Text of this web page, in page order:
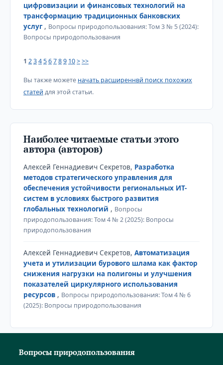
цифровизации и финансовых технологий на
трансформацию традиционных банковских
услуг , Вопросы природопользования: Том 3 № 5 (2024):
Вопросы природопользования
1 23456789 10>>>
Вы также можете начать расширеннвй поиск похожих
статей для этой статьи.
Наиболее читаемые статьи этого
автора (авторов)
Алексей Геннадиевич Секретов, Разработка
методов стратегического управления для
обеспечения устойчивости региональных ИТ-
систем в условиях быстрого развития
глобальных технологий , Вопросы
природопользования: Том 4 № 2 (2025): Вопросы
природопользования
Алексей Геннадиевич Секретов, Автоматизация
учета и утилизации бурового шлама как фактор
снижения нагрузки на полигоны и улучшения
показателей циркулярного использования
ресурсов , Вопросы природопользования: Том 4 № 6
(2025): Вопросы природопользования
Вопросы природопользования